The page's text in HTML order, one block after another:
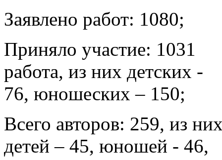
Заявлено работ: 1080;
Приняло участие: 1031
работа, из них детских -
76, юношеских – 150;
Всего авторов: 259, из
детей – 45, юношей - 46,